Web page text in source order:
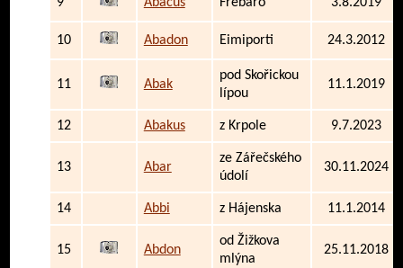
10 Abadon Eimiporti 24.3.2012
11 Abak
pod Skořickou
lípou
11.1.2019
12 Abakus z Krpole 9.7.2023
13 Abar
ze Zářečského
údolí
30.11.2024
14 Abbi z Hájenska 11.1.2014
15 Abdon
od Žižkova
mlýna
25.11.2018